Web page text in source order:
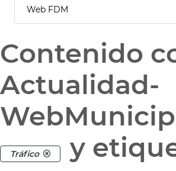
Web FDM
Contenido
Actualidad-
Tráfico y